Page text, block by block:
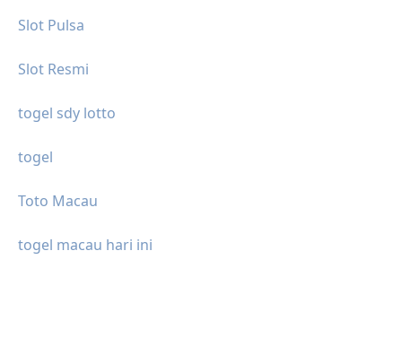
Slot Pulsa
Slot Resmi
togel sdy lotto
togel
Toto Macau
togel macau hari ini